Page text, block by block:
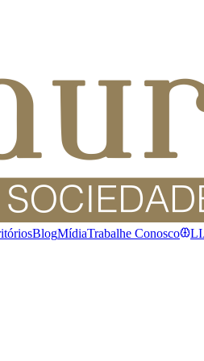
BlogMídiaTrabalhe Conosco